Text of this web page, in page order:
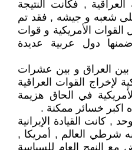
, فكانت النتيجة
شعبه و جيشه , فقد تم
الأمريكية و قوات
دول عربية عديدة
بين العراق و بين عشرات
لإخراج القوات العراقية
في الحاق هزيمة
اكبر خسائر ممكنة .
, كانت القيادة الإيرانية
شرطي العالم , أمريكا ,
النهج العام للسياسة